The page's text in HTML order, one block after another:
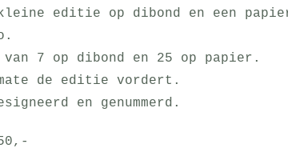
editie op dibond en een
7 op dibond en 25 op papier.
de editie vordert.
en genummerd.